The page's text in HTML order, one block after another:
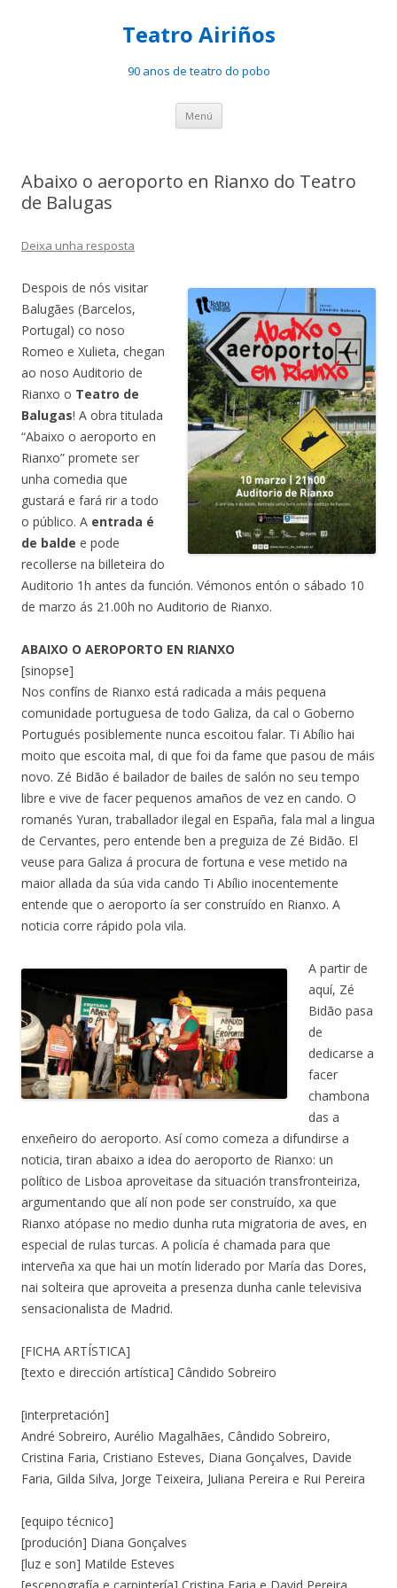
Teatro Airiños
90 anos de teatro do pobo
Menú Saltar
contido
Abaixo o aeroporto en Rianxo do Teatro
de Balugas
Deixa unha resposta
Despois de nós visitar
Balugães (Barcelos,
Portugal) co noso
Romeo e Xulieta, chegan
ao noso Auditorio de
Rianxo o Teatro de
Balugas! A obra titulada
“Abaixo o aeroporto en
Rianxo” promete ser
unha comedia que
gustará e fará rir a todo
o público. A entrada é
de balde e pode
recollerse na billeteira do
Auditorio 1h antes da función. Vémonos entón o sábado 10
de marzo ás 21.00h no Auditorio de Rianxo.
ABAIXO O AEROPORTO EN RIANXO
[sinopse]
Nos confíns de Rianxo está radicada a máis pequena
comunidade portuguesa de todo Galiza, da cal o Goberno
Portugués posiblemente nunca escoitou falar. Ti Abílio hai
moito que escoita mal, di que foi da fame que pasou de máis
novo. Zé Bidão é bailador de bailes de salón no seu tempo
libre e vive de facer pequenos amaños de vez en cando. O
romanés Yuran, traballador ilegal en España, fala mal a lingua
de Cervantes, pero entende ben a preguiza de Zé Bidão. El
veuse para Galiza á procura de fortuna e vese metido na
maior allada da súa vida cando Ti Abílio inocentemente
entende que o aeroporto ía ser construído en Rianxo. A
noticia corre rápido pola vila.
A partir de
aquí, Zé
Bidão pasa
de
dedicarse a
facer
chambona
das a
enxeñeiro do aeroporto. Así como comeza a difundirse a
noticia, tiran abaixo a idea do aeroporto de Rianxo: un
político de Lisboa aproveitase da situación transfronteiriza,
argumentando que alí non pode ser construído, xa que
Rianxo atópase no medio dunha ruta migratoria de aves, en
especial de rulas turcas. A policía é chamada para que
interveña xa que hai un motín liderado por María das Dores,
nai solteira que aproveita a presenza dunha canle televisiva
sensacionalista de Madrid.
[FICHA ARTÍSTICA]
[texto e dirección artística] Cândido Sobreiro
[interpretación]
André Sobreiro, Aurélio Magalhães, Cândido Sobreiro,
Cristina Faria, Cristiano Esteves, Diana Gonçalves, Davide
Faria, Gilda Silva, Jorge Teixeira, Juliana Pereira e Rui Pereira
[equipo técnico]
[produción] Diana Gonçalves
[luz e son] Matilde Esteves